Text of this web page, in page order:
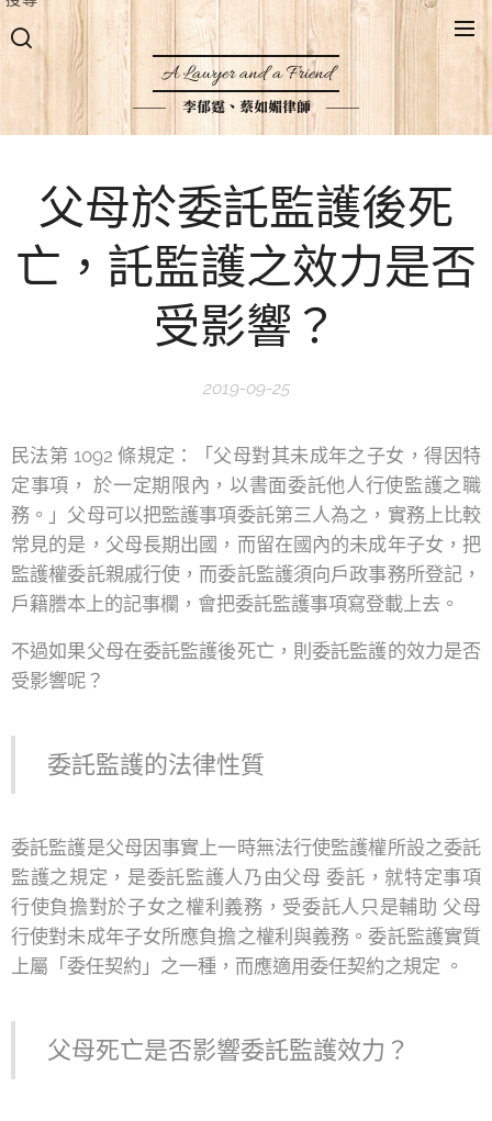
A Lawyer and a Friend
李郁霆、蔡如媚律師
父母於委託監護後死
亡，託監護之效力是否
受影響？
2019-09-25
民法第 1092 條規定：「父母對其未成年之子女，得因特
定事項， 於一定期限內，以書面委託他人行使監護之職
務。」父母可以把監護事項委託第三人為之，實務上比較
常見的是，父母長期出國，而留在國內的未成年子女，把
監護權委託親戚行使，而委託監護須向戶政事務所登記，
戶籍謄本上的記事欄，會把委託監護事項寫登載上去。
不過如果父母在委託監護後死亡，則委託監護的效力是否
受影響呢？
委託監護的法律性質
委託監護是父母因事實上一時無法行使監護權所設之委託
監護之規定，是委託監護人乃由父母 委託，就特定事項
行使負擔對於子女之權利義務，受委託人只是輔助 父母
行使對未成年子女所應負擔之權利與義務。委託監護實質
上屬「委任契約」之一種，而應適用委任契約之規定 。
父母死亡是否影響委託監護效力？